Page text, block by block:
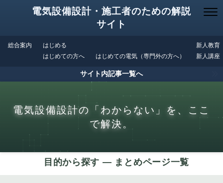
電気設備設計・施工者のための解説
サイト
総合案内
はじめる
はじめての方へ
はじめての電気（専門外の方へ）
新人教育
新人講座
サイト内記事一覧へ
電気設備設計の「わからない」を、ここ
で解決。